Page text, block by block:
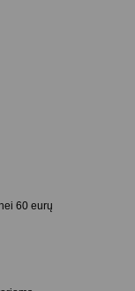
60 eurų